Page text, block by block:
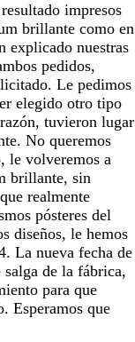
impresos
brillante como en
explicado nuestras
pedidos,
Le pedimos
elegido otro tipo
tuvieron lugar
No queremos
le volveremos a
brillante, sin
realmente
pósteres del
diseños, le hemos
La nueva fecha de
salga de la fábrica,
para que
Esperamos que